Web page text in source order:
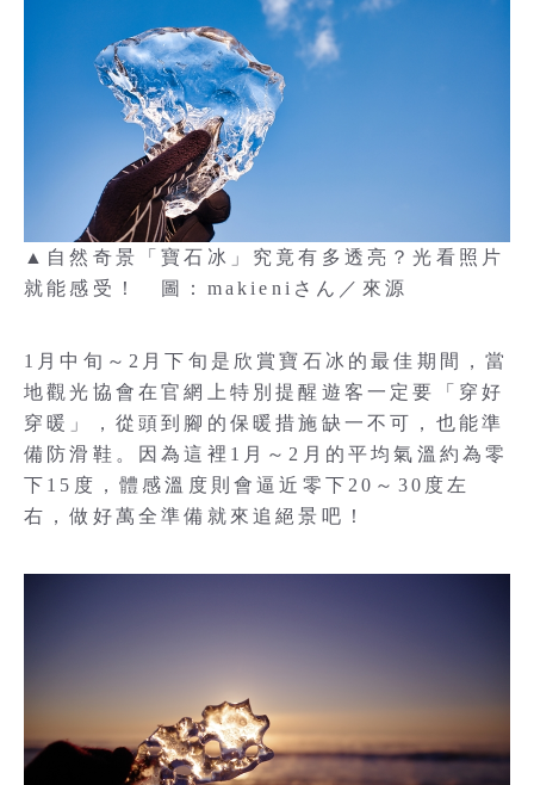
▲自然奇景「寶石冰」究竟有多透亮？光看照片
就能感受！ 圖：makieniさん／來源
1月中旬～2月下旬是欣賞寶石冰的最佳期間，當
地觀光協會在官網上特別提醒遊客一定要「穿好
穿暖」，從頭到腳的保暖措施缺一不可，也能準
備防滑鞋。因為這裡1月～2月的平均氣溫約為零
下15度，體感溫度則會逼近零下20～30度左
右，做好萬全準備就來追絕景吧！